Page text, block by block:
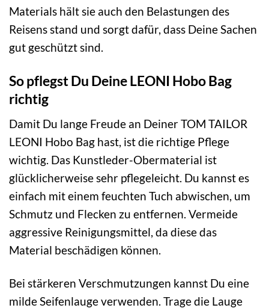
Materials hält sie auch den Belastungen des
Reisens stand und sorgt dafür, dass Deine Sachen
gut geschützt sind.
So pflegst Du Deine LEONI Hobo Bag
richtig
Damit Du lange Freude an Deiner TOM TAILOR
LEONI Hobo Bag hast, ist die richtige Pflege
wichtig. Das Kunstleder-Obermaterial ist
glücklicherweise sehr pflegeleicht. Du kannst es
einfach mit einem feuchten Tuch abwischen, um
Schmutz und Flecken zu entfernen. Vermeide
aggressive Reinigungsmittel, da diese das
Material beschädigen können.
Bei stärkeren Verschmutzungen kannst Du eine
milde Seifenlauge verwenden. Trage die Lauge